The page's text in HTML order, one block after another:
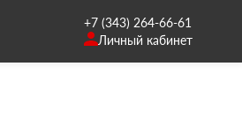
+7 (343) 264-66-61
Личный кабинет